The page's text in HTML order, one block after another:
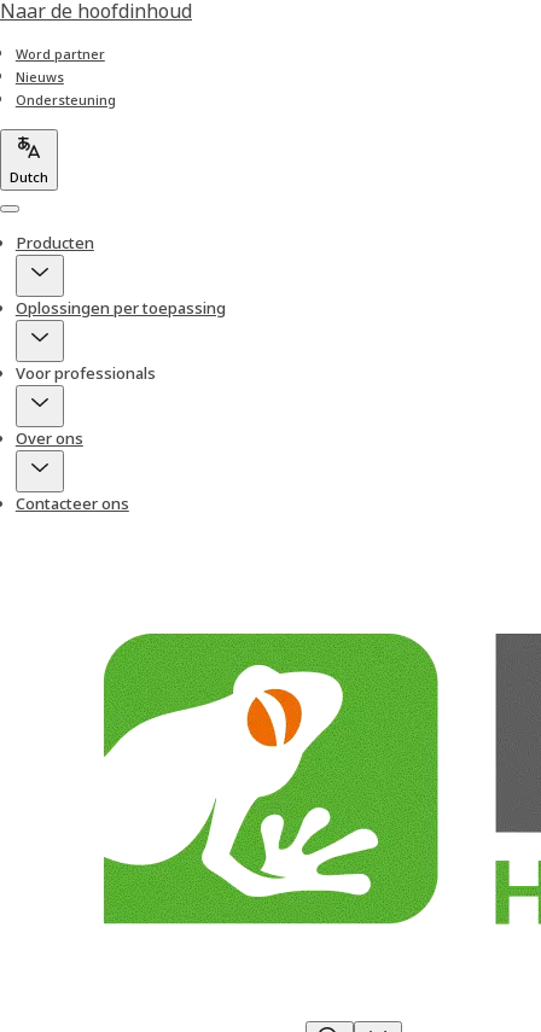
Naar de hoofdinhoud
Word partner
Nieuws
Ondersteuning
Dutch
Menu
Producten
Oplossingen per toepassing
Voor professionals
Over ons
Contacteer ons